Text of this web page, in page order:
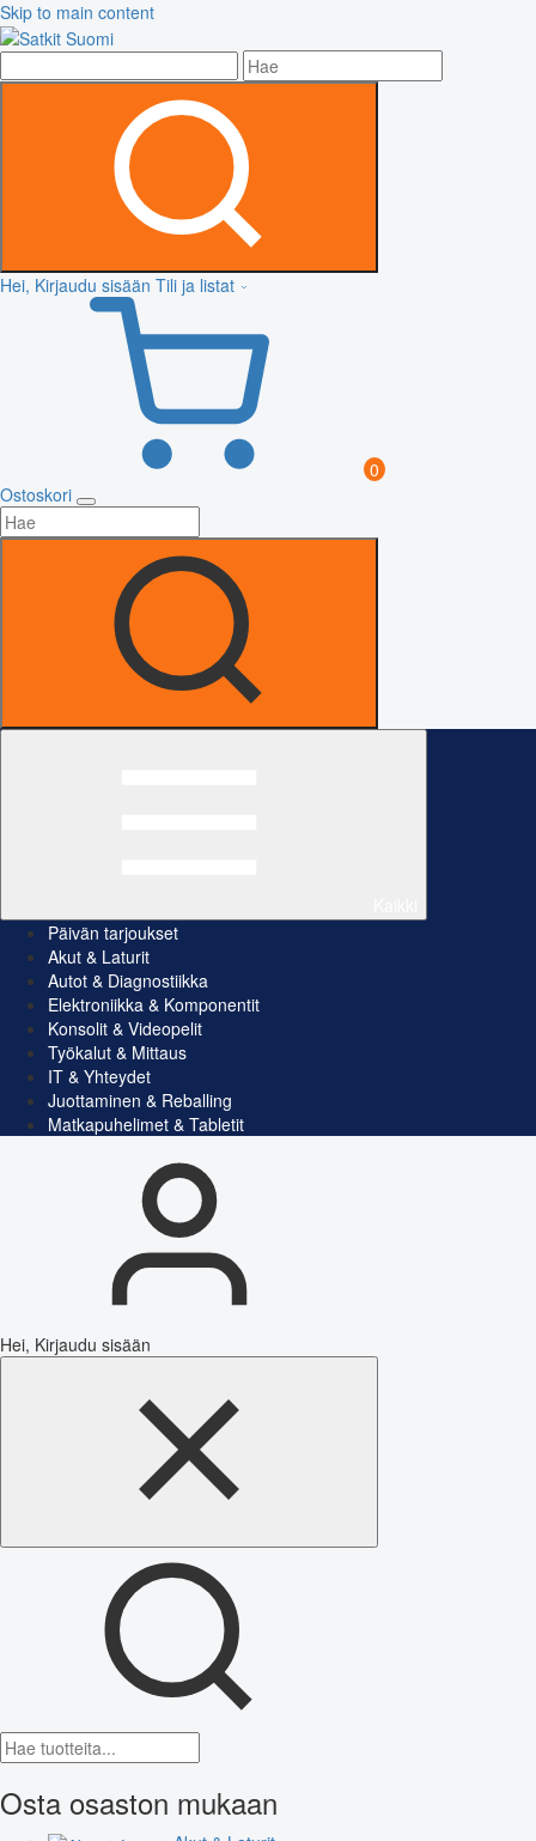
Skip to main content
Hei, Kirjaudu sisään Tili ja listat
0
Ostoskori
Päivän tarjoukset
Akut & Laturit
Autot & Diagnostiikka
Elektroniikka & Komponentit
Konsolit & Videopelit
Työkalut & Mittaus
IT & Yhteydet
Juottaminen & Reballing
Matkapuhelimet & Tabletit
Hei, Kirjaudu sisään
Osta osaston mukaan